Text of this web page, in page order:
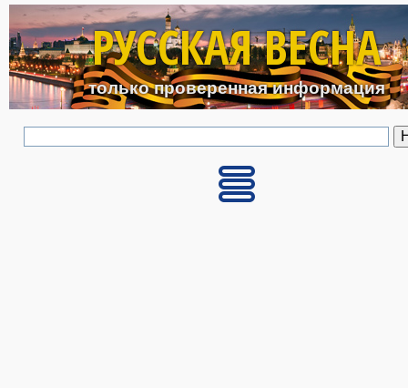
Перейти к основному
РУССКАЯ ВЕСНА
только проверенная информация